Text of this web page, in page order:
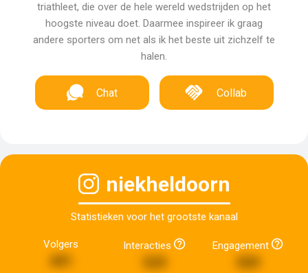
triathleet, die over de hele wereld wedstrijden op het
hoogste niveau doet. Daarmee inspireer ik graag
andere sporters om net als ik het beste uit zichzelf te
halen.
Chat Collab
niekheldoorn
Statistieken voor het grootste kanaal
Volgers Interacties Engagement